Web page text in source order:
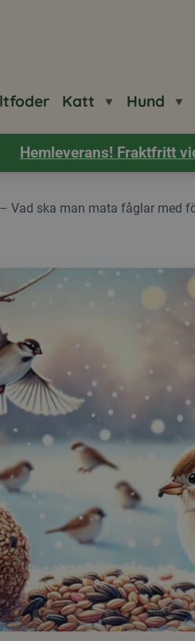
Katt Hund
Hemleverans! Fraktfritt
Vad ska man mata fåglar med